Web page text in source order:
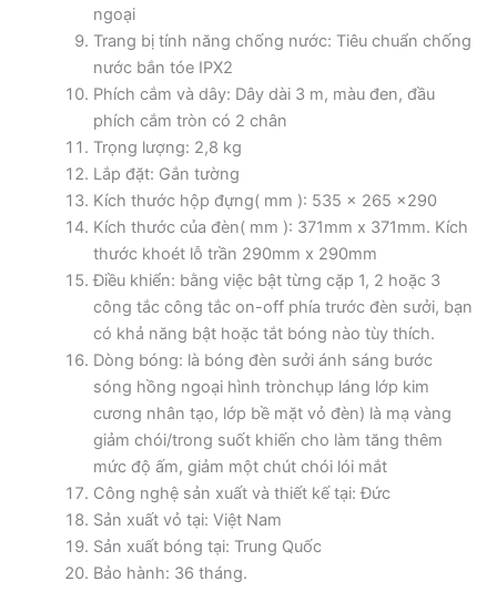
ngoại
Trang bị tính năng chống nước: Tiêu chuẩn chống
nước bắn tóe IPX2
Phích cắm và dây: Dây dài 3 m, màu đen, đầu
phích cắm tròn có 2 chân
Trọng lượng: 2,8 kg
Lắp đặt: Gắn tường
Kích thước hộp đựng( mm ): 535 x 265 x290
Kích thước của đèn( mm ): 371mm x 371mm. Kích
thước khoét lỗ trần 290mm x 290mm
Điều khiển: bằng việc bật từng cặp 1, 2 hoặc 3
công tắc công tắc on-off phía trước đèn sưởi, bạn
có khả năng bật hoặc tắt bóng nào tùy thích.
Dòng bóng: là bóng đèn sưởi ánh sáng bước
sóng hồng ngoại hình trònchụp láng lớp kim
cương nhân tạo, lớp bề mặt vỏ đèn) là mạ vàng
giảm chói/trong suốt khiến cho làm tăng thêm
mức độ ấm, giảm một chút chói lói mắt
Công nghệ sản xuất và thiết kế tại: Đức
Sản xuất vỏ tại: Việt Nam
Sản xuất bóng tại: Trung Quốc
Bảo hành: 36 tháng.